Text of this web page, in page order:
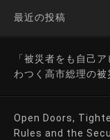
最近の投稿
「被災者をも自己
わつく高市総理の被
Open Doors,
Rules and the